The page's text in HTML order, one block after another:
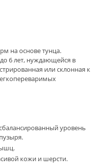
на основе тунца.
6 лет, нуждающейся в
или склонная к
уровень
кожи и шерсти.